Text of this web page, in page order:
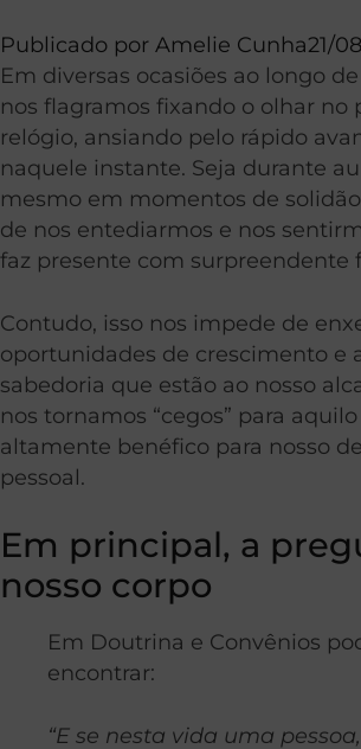
Publicado por Amelie Cunha21/
Em diversas ocasiões ao longo
nos flagramos fixando o olhar no
relógio, ansiando pelo rápido
naquele instante. Seja durante
mesmo em momentos de
de nos entediarmos e nos
faz presente com surpreendente
Contudo, isso nos impede de
oportunidades de crescimento e
sabedoria que estão ao nosso
nos tornamos “cegos” para
altamente benéfico para nosso
pessoal.
Em principal, a
nosso corpo
Em Doutrina e Convênios
encontrar:
“E se nesta vida uma